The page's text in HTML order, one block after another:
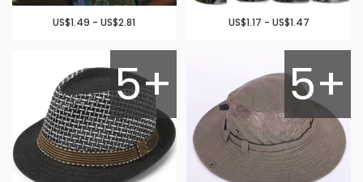
US$1.17 - US$1.47
US$1.49 - US$2.81
5+
5+